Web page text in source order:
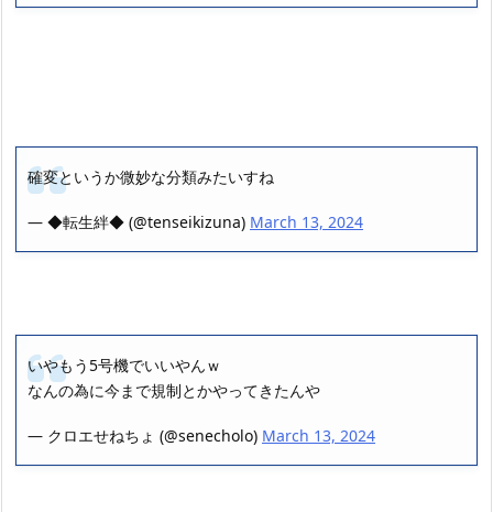
確変というか微妙な分類みたいすね
— ◆転生絆◆ (@tenseikizuna) March 13, 2024
いやもう5号機でいいやんｗ
なんの為に今まで規制とかやってきたんや
— クロエせねちょ (@senecholo) March 13, 2024